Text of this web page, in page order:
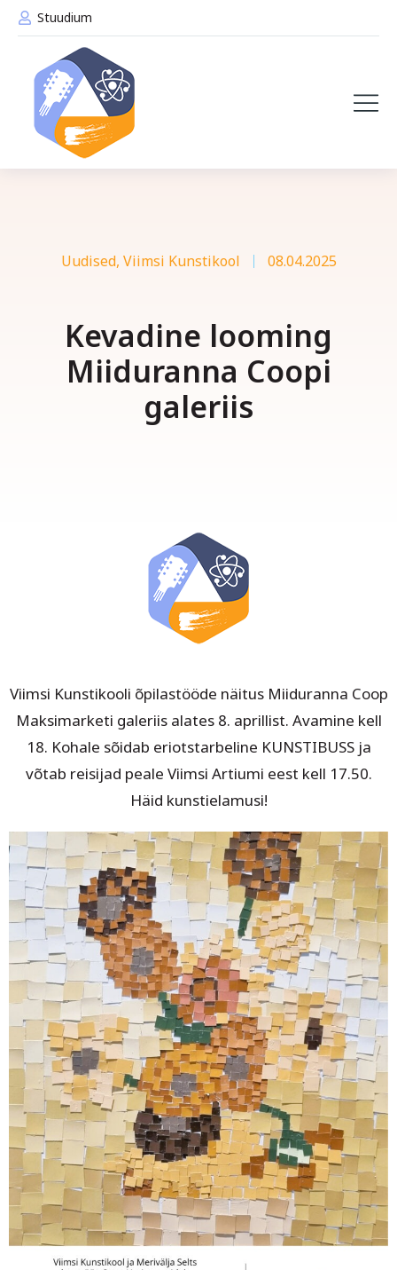
Stuudium
Uudised, Viimsi Kunstikool 08.04.2025
Kevadine looming
Miiduranna Coopi
galeriis
Viimsi Kunstikooli õpilastööde näitus Miiduranna Coop
Maksimarketi galeriis alates 8. aprillist. Avamine kell
18. Kohale sõidab eriotstarbeline KUNSTIBUSS ja
võtab reisijad peale Viimsi Artiumi eest kell 17.50.
Häid kunstielamusi!